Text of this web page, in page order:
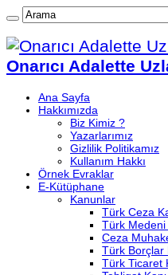
Onarıcı Adalette
Ana Sayfa
Hakkımızda
Biz Kimiz ?
Yazarlarımız
Gizlilik Politikamız
Kullanım Hakkı
Örnek Evraklar
E-Kütüphane
Kanunlar
Türk Ceza
Türk Medeni
Ceza
Türk Borçlar
Türk Ticaret